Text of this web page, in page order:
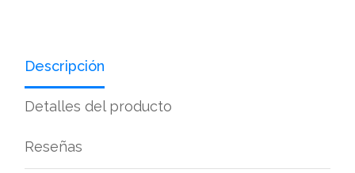
Descripción
Detalles del producto
Reseñas